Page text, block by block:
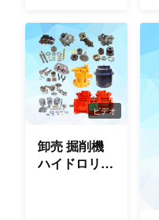
ビデオ
卸売 掘削機
ハイドロリッ